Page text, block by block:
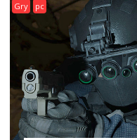
Gry pc